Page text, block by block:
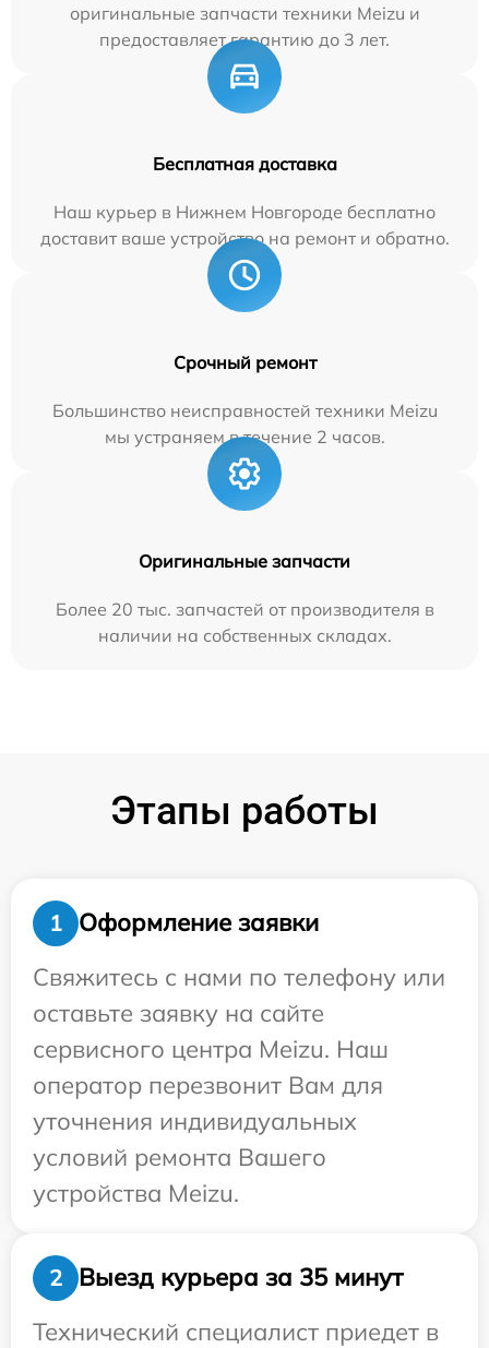
оригинальные запчасти техники Meizu и
предоставляет гарантию до 3 лет.
Бесплатная доставка
Наш курьер в Нижнем Новгороде бесплатно
доставит ваше устройство на ремонт и обратно.
Срочный ремонт
Большинство неисправностей техники Meizu
мы устраняем в течение 2 часов.
Оригинальные запчасти
Более 20 тыс. запчастей от производителя в
наличии на собственных складах.
Этапы работы
1
Оформление заявки
Свяжитесь с нами по телефону или
оставьте заявку на сайте
сервисного центра Meizu. Наш
оператор перезвонит Вам для
уточнения индивидуальных
условий ремонта Вашего
устройства Meizu.
2
Выезд курьера за 35 минут
Технический специалист приедет в